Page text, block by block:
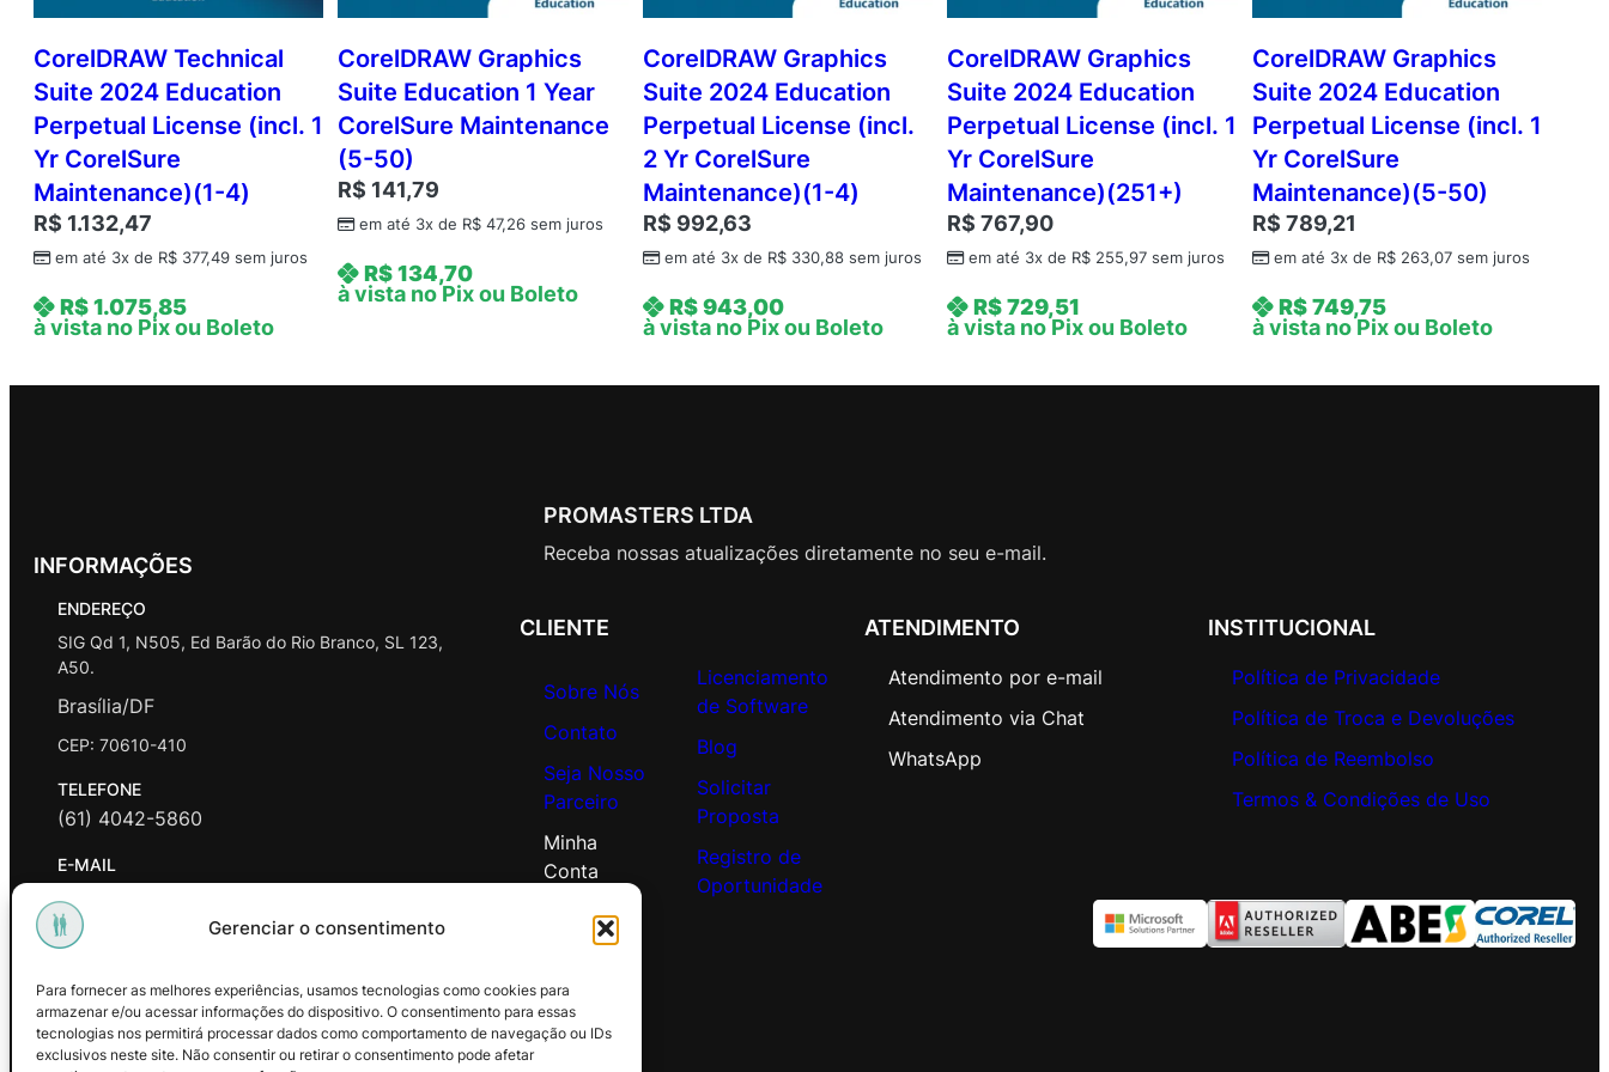
Gerenciar o consentimento
Para fornecer as melhores experiências, usamos tecnologias como cookies para
armazenar e/ou acessar informações do dispositivo. O consentimento para essas
tecnologias nos permitirá processar dados como comportamento de navegação ou IDs
exclusivos neste site. Não consentir ou retirar o consentimento pode afetar
n
3
Y
e
a
r
S
u
b
c
r
n
CorelDRAW Technical
Suite 2024 Education
Perpetual License (incl. 1
Yr CorelSure
Maintenance)(1-4)
R$ 1.132,47
em até 3x de R$ 377,49 sem juros
R$1.075,85
à vista no Pix ou Boleto
CorelDRAW Graphics
Suite Education 1 Year
CorelSure Maintenance
(5-50)
R$ 141,79
em até 3x de R$ 47,26 sem juros
R$134,70
à vista no Pix ou Boleto
CorelDRAW Graphics
Suite 2024 Education
Perpetual License (incl.
2 Yr CorelSure
Maintenance)(1-4)
R$ 992,63
em até 3x de R$330,88sem juros
R$943,00
à vista no Pix ou Boleto
CorelDRAW Graphics
Suite 2024 Education
Perpetual License (incl. 1
Yr CorelSure
Maintenance)(251+)
R$ 767,90
em até 3x de R$ 255,97 sem juros
R$729,51
à vista no Pix ou Boleto
CorelDRAW Graphics
Suite 2024 Education
Perpetual License (incl. 1
Yr CorelSure
Maintenance)(5-50)
R$ 789,21
em até 3x de R$263,07sem juros
R$749,75
à vista no Pix ou Boleto
INFORMAÇÕES
ENDEREÇO
SIG Qd 1, N505, Ed Barão do Rio Branco, SL 123,
A50.
Brasília/DF
CEP: 70610-410
TELEFONE
(61) 4042-5860
E-MAIL
contato@promasters.net.br
HORÁRIO DE ATENDIMENTO
Facebook Instagram Youtube
PROMASTERS LTDA
Receba nossas atualizações diretamente no seu e-mail.
CLIENTE
Sobre Nós
Contato
Seja Nosso
Parceiro
Minha
Conta
Licenciamento
de Software
Blog
Solicitar
Proposta
Registro de
Oportunidade
ATENDIMENTO
Atendimento por e-mail
Atendimento via Chat
WhatsApp
INSTITUCIONAL
Política de Privacidade
Política de Troca e Devoluções
Política de Reembolso
Termos & Condições de Uso